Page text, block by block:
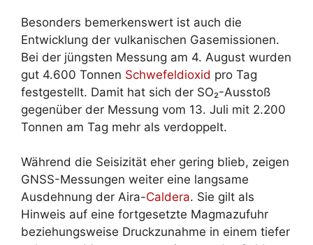
Besonders bemerkenswert ist auch die
Entwicklung der vulkanischen Gasemissionen.
Bei der jüngsten Messung am 4. August wurden
gut 4.600 Tonnen Schwefeldioxid pro Tag
festgestellt. Damit hat sich der SO₂-Ausstoß
gegenüber der Messung vom 13. Juli mit 2.200
Tonnen am Tag mehr als verdoppelt.
Während die Seisizität eher gering blieb, zeigen
GNSS-Messungen weiter eine langsame
Ausdehnung der Aira-Caldera. Sie gilt als
Hinweis auf eine fortgesetzte Magmazufuhr
beziehungsweise Druckzunahme in einem tiefer